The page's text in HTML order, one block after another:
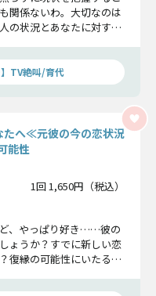
関係ないわ。大切なのは
の状況とあなたに対する
】TV絶叫/育代
たへ≪元彼の今の恋状況
能性
1回 1,650円（税込）
ど、やっぱり好き……彼の
ょうか？すでに新しい恋
復縁の可能性にいたるま